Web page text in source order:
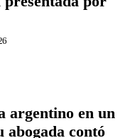
argentino en un
contó